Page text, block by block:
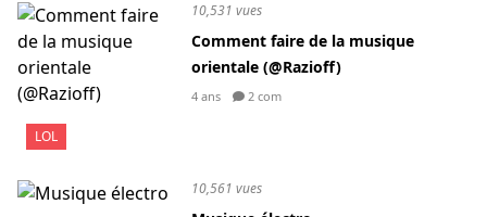
LOL
10,531 vues
Comment faire de la musique
orientale (@Razioff)
4 ans 2 com
10,561 vues